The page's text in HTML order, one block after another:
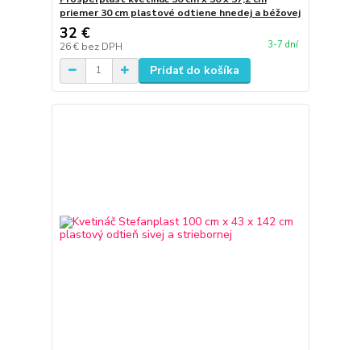
priemer 30 cm plastové odtiene hnedej a béžovej
32 €
26 € bez DPH 3-7 dní
Pridať do košíka